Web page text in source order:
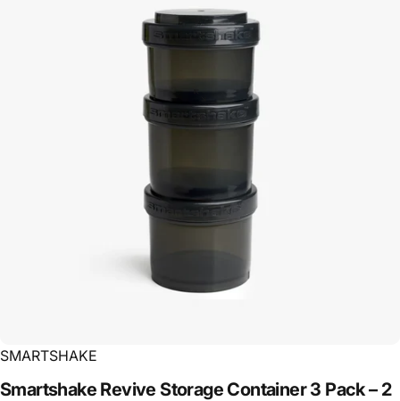
SMARTSHAKE
Smartshake Revive StorageContainer 3 Pack– 2